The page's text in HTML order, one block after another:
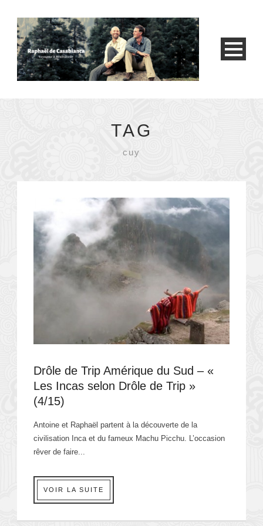
TAG
cuy
Drôle de Trip Amérique du Sud – «
Les Incas selon Drôle de Trip »
(4/15)
Antoine et Raphaël partent à la découverte de la
civilisation Inca et du fameux Machu Picchu. L’occasion
rêver de faire...
VOIR LA SUITE